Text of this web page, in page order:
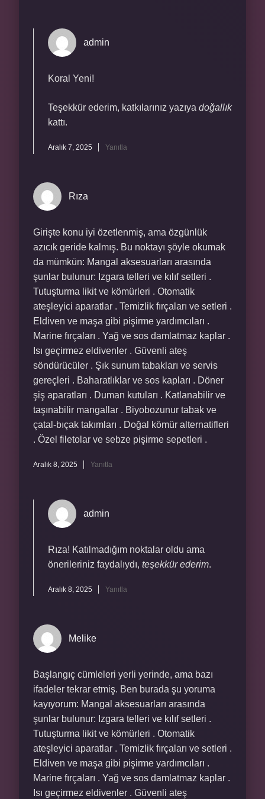
admin
Koral Yeni!
Teşekkür ederim, katkılarınız yazıya doğallık
kattı.
Aralık 7, 2025 Yanıtla
Rıza
Girişte konu iyi özetlenmiş, ama özgünlük
azıcık geride kalmış. Bu noktayı şöyle okumak
da mümkün: Mangal aksesuarları arasında
şunlar bulunur: Izgara telleri ve kılıf setleri .
Tutuşturma likit ve kömürleri . Otomatik
ateşleyici aparatlar . Temizlik fırçaları ve setleri .
Eldiven ve maşa gibi pişirme yardımcıları .
Marine fırçaları . Yağ ve sos damlatmaz kaplar .
Isı geçirmez eldivenler . Güvenli ateş
söndürücüler . Şık sunum tabakları ve servis
gereçleri . Baharatlıklar ve sos kapları . Döner
şiş aparatları . Duman kutuları . Katlanabilir ve
taşınabilir mangallar . Biyobozunur tabak ve
çatal-bıçak takımları . Doğal kömür alternatifleri
. Özel filetolar ve sebze pişirme sepetleri .
Aralık 8, 2025 Yanıtla
admin
Rıza! Katılmadığım noktalar oldu ama
önerileriniz faydalıydı, teşekkür ederim.
Aralık 8, 2025 Yanıtla
Melike
Başlangıç cümleleri yerli yerinde, ama bazı
ifadeler tekrar etmiş. Ben burada şu yoruma
kayıyorum: Mangal aksesuarları arasında
şunlar bulunur: Izgara telleri ve kılıf setleri .
Tutuşturma likit ve kömürleri . Otomatik
ateşleyici aparatlar . Temizlik fırçaları ve setleri .
Eldiven ve maşa gibi pişirme yardımcıları .
Marine fırçaları . Yağ ve sos damlatmaz kaplar .
Isı geçirmez eldivenler . Güvenli ateş